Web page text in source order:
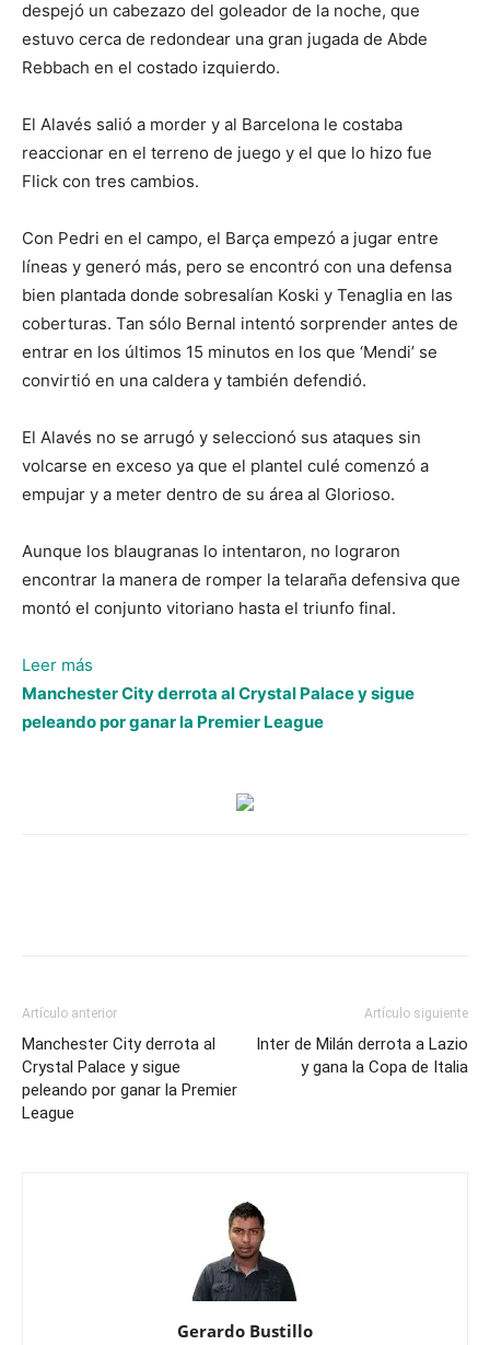
despejó un cabezazo del goleador de la noche, que
estuvo cerca de redondear una gran jugada de Abde
Rebbach en el costado izquierdo.
El Alavés salió a morder y al Barcelona le costaba
reaccionar en el terreno de juego y el que lo hizo fue
Flick con tres cambios.
Con Pedri en el campo, el Barça empezó a jugar entre
líneas y generó más, pero se encontró con una defensa
bien plantada donde sobresalían Koski y Tenaglia en las
coberturas. Tan sólo Bernal intentó sorprender antes de
entrar en los últimos 15 minutos en los que ‘Mendi’ se
convirtió en una caldera y también defendió.
El Alavés no se arrugó y seleccionó sus ataques sin
volcarse en exceso ya que el plantel culé comenzó a
empujar y a meter dentro de su área al Glorioso.
Aunque los blaugranas lo intentaron, no lograron
encontrar la manera de romper la telaraña defensiva que
montó el conjunto vitoriano hasta el triunfo final.
Leer más
Barcelona
estrenó
Manchester City derrota al Crystal Palace y sigue
peleando por ganar la Premier League
Artículo anterior
Manchester City derrota al
Crystal Palace y sigue
peleando por ganar la Premier
League
Artículo siguiente
Inter de Milán derrota a Lazio
y gana la Copa de Italia
Gerardo Bustillo